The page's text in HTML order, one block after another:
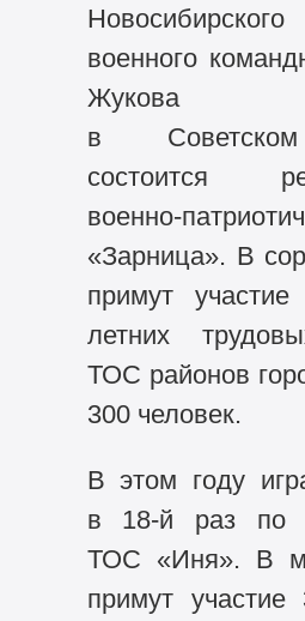
военного
Жукова
в
состоится
военно-
«Зарница». В
примут
летних
ТОС районов
300 человек.
В этом году
в 18-й раз по
ТОС «Иня». В
примут участие